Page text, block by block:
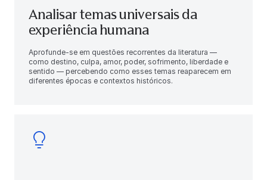
Analisar temas universais da
experiência humana
Aprofunde-se em questões recorrentes da literatura —
como destino, culpa, amor, poder, sofrimento, liberdade e
sentido — percebendo como esses temas reaparecem em
diferentes épocas e contextos históricos.